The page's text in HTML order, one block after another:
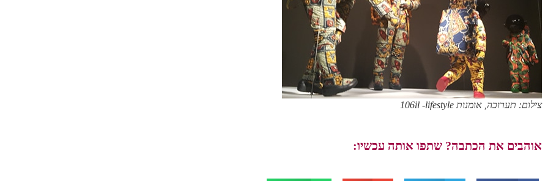
צילום: תערוכה, אומנות 106il -lifestyle
אוהבים את הכתבה? שתפו אותה עכשיו: